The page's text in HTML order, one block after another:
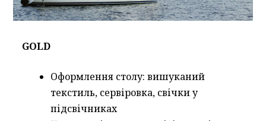
GOLD
Оформлення столу: вишуканий
текстиль, сервіровка, свічки у
підсвічниках